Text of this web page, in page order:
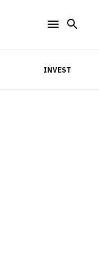
INVEST
INVEST